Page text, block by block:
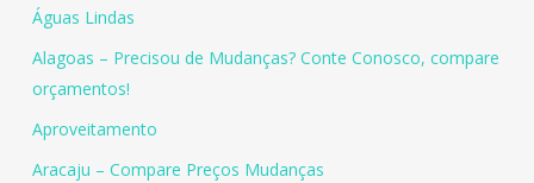
Águas Lindas
Alagoas – Precisou de Mudanças? Conte Conosco, compare
orçamentos!
Aproveitamento
Aracaju – Compare Preços Mudanças